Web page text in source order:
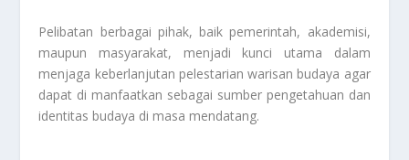
Pelibatan berbagai pihak, baik pemerintah, akademisi,
maupun masyarakat, menjadi kunci utama dalam
menjaga keberlanjutan pelestarian warisan budaya agar
dapat di manfaatkan sebagai sumber pengetahuan dan
identitas budaya di masa mendatang.